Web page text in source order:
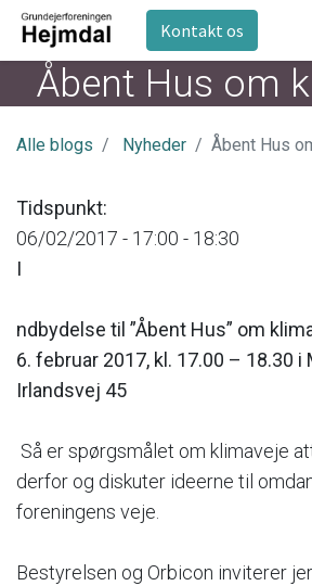
Kontakt os
Åbent Hus om
Alle blogs Nyheder Åbent Hus
Tidspunkt:
06/02/2017 - 17:00 - 18:30
I
ndbydelse til ”Åbent Hus” om
6. februar 2017, kl. 17.00 – 18.30
Irlandsvej 45
Så er spørgsmålet om klimaveje
derfor og diskuter ideerne til
foreningens veje.
Bestyrelsen og Orbicon inviterer